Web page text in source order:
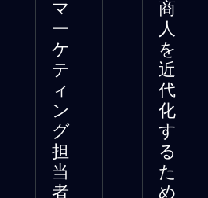
マ
ー
ケ
テ
ィ
ン
グ
担
当
者
商
人
を
近
代
化
す
る
た
め